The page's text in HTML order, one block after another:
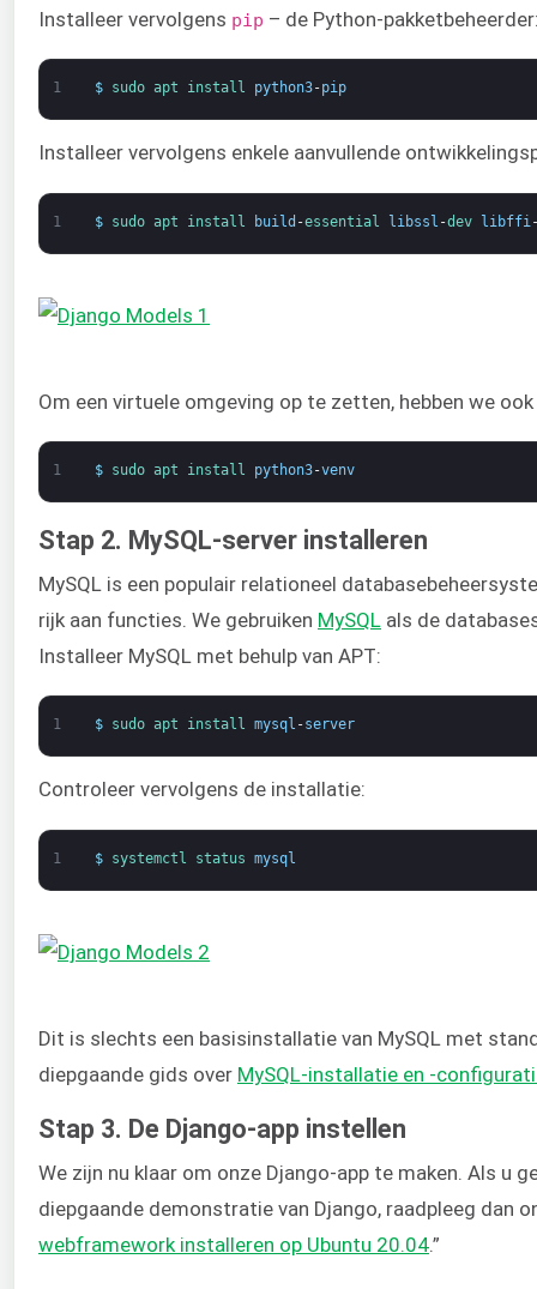
Installeer vervolgens pip – de Python-
1 $ sudo apt install python3-pip
Installeer vervolgens enkele aanvullende
1 $ sudo apt install build -essential libssl -dev libffi
Om een virtuele omgeving op te zetten, hebben we
1 $ sudo apt install python3-venv
Stap 2. MySQL-server installeren
MySQL is een populair relationeel
rijk aan functies. We gebruiken MySQL als de
Installeer MySQL met behulp van APT:
1 $ sudo apt install mysql -server
Controleer vervolgens de installatie:
1 $ systemctl status mysql
Dit is slechts een basisinstallatie van MySQL met
diepgaande gids over MySQL-installatie en -
Stap 3. De Django-app instellen
We zijn nu klaar om onze Django-app te maken. Als u
diepgaande demonstratie van Django, raadpleeg dan
webframework installeren op Ubuntu 20.04.”